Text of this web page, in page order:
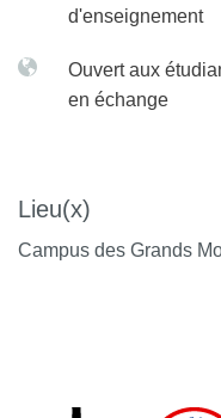
• Projet de mise en
d'enseignement
Ouvert aux
en échange
Lieu(x)
Campus des Grands